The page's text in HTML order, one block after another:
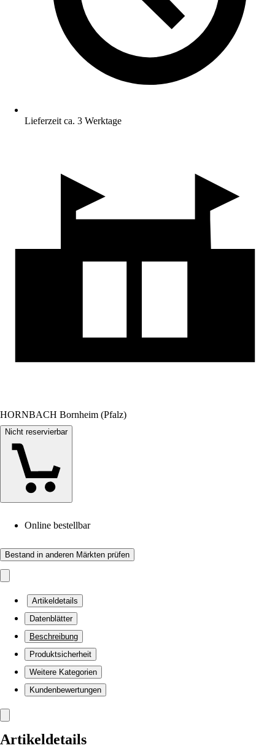
Lieferzeit ca. 3 Werktage
HORNBACH Bornheim (Pfalz)
Nicht reservierbar
Online bestellbar
Bestand in anderen Märkten prüfen
Artikeldetails
Datenblätter
Beschreibung
Produktsicherheit
Weitere Kategorien
Kundenbewertungen
Artikeldetails